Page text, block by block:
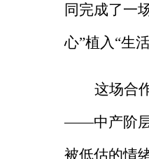
同完成了一
心”植入“生活
这场合
——中产阶层
被低估的情